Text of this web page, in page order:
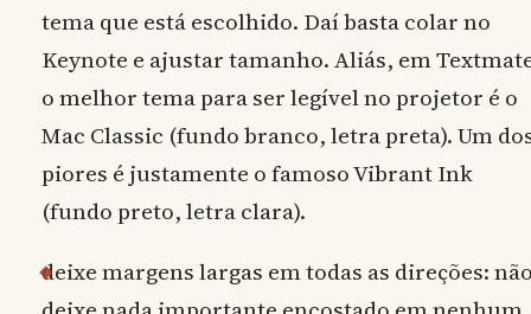
tema que está escolhido. Daí basta colar no
Keynote e ajustar tamanho. Aliás, em
o melhor tema para ser legível no projetor é o
Mac Classic (fundo branco, letra preta). Um
piores é justamente o famoso Vibrant Ink
(fundo preto, letra clara).
deixe margens largas em todas as direções: